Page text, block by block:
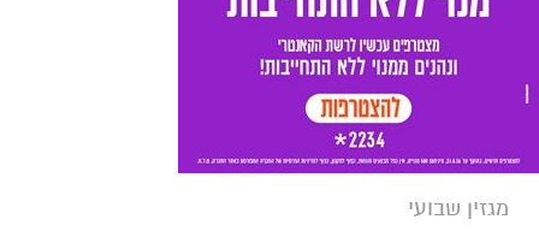
מגזין שבועי